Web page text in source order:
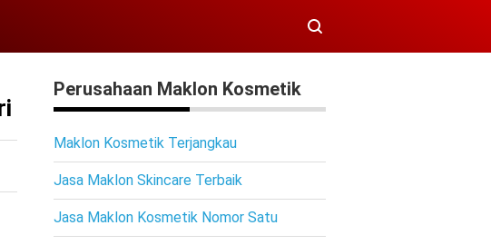
Perusahaan Maklon Kosmetik
Maklon Kosmetik Terjangkau
Jasa Maklon Skincare Terbaik
Jasa Maklon Kosmetik Nomor Satu